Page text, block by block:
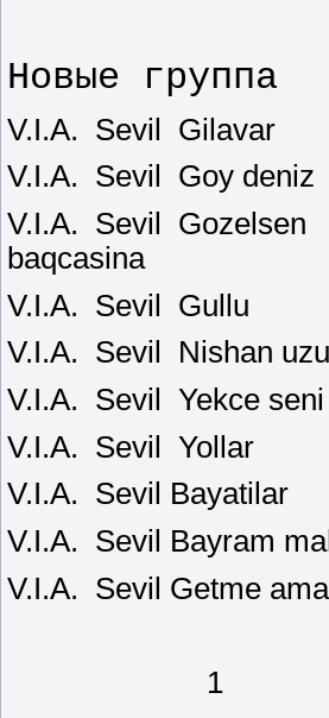
Новые группа
V.I.A. Sevil
Gilavar
V.I.A.
Sevil
Goy deniz
V.I.A.
Sevil
Gozelsen
baqcasina
V.I.A.
Sevil
Gullu
V.I.A.
Sevil
Nishan
V.I.A.
Sevil
Yekce
V.I.A.
Sevil Yollar
V.I.A.
Sevil Bayatilar
V.I.A.
Sevil Bayram
V.I.A.
Sevil Getme
1